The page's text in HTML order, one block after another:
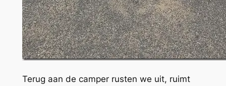
Terug aan de camper rusten we uit, ruimt